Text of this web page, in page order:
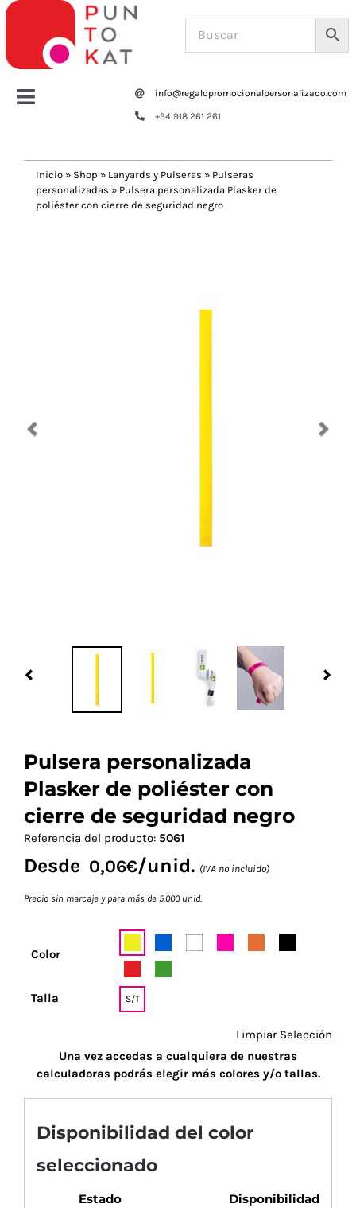
Saltar
contenido
Toggle
Tazas y botellas
info@regalopromocionalpersonalizado.com
+34 918 261 261
Inicio » Shop » Lanyards y Pulseras » Pulseras
personalizadas » Pulsera personalizada Plasker de
poliéster con cierre de seguridad negro
Pulsera personalizada
Plasker de poliéster con
cierre de seguridad negro
Referencia del producto: 5061
Desde 0,06€/unid. (IVA no incluido)
Precio sin marcaje y para más de 5.000 unid.
Color
Talla S/T
Limpiar Selección
Una vez accedas a cualquiera de nuestras
calculadoras podrás elegir más colores y/o tallas.
Disponibilidad del color
seleccionado
Estado Disponibilidad